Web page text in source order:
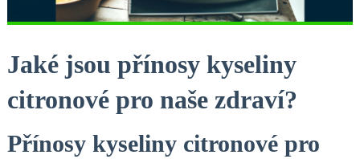
Jaké jsou přínosy ‍kyseliny
citronové pro naše zdraví?
Přínosy kyseliny citronové pro⁣